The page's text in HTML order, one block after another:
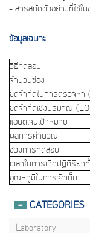
- สารสกัดตัวอย่างที่ใช้ใ
ข้อมูลเฉพาะ
วิธีทดสอบ
จำนวนช่อง
ขีดจำกัดในการตรวจหา
ขีดจำกัดเชิงปริมาณ
แอนติเจนเป้าหมาย
ผลการคำนวณ
ช่วงการทดสอบ
เวลาในการเกิดปฏิกิริยา
อุณหภูมิในการจัดเก็บ
CATEGORIES
Laboratory